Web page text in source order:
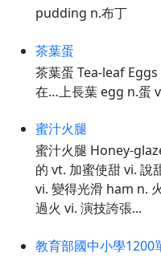
pudding n.布丁
茶葉蛋
茶葉蛋 Tea-leaf
在…上長葉 egg n.蛋
蜜汁火腿
蜜汁火腿 Honey-
的 vt. 加蜜使甜 vi. 說
vi. 變得光滑 ham n.
過火 vi. 演技誇張...
教育部國中小學1200